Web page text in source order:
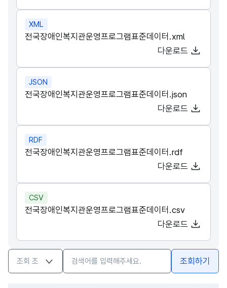
XML
전국장애인복지관운영프로그램표준데이터.xml
다운로드
JSON
전국장애인복지관운영프로그램표준데이터.json
다운로드
RDF
전국장애인복지관운영프로그램표준데이터.rdf
다운로드
CSV
전국장애인복지관운영프로그램표준데이터.csv
다운로드
검색옵션 검색어 입력창
조회하기